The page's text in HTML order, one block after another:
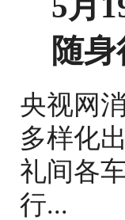
随
央视网
多样化
礼间各
行...